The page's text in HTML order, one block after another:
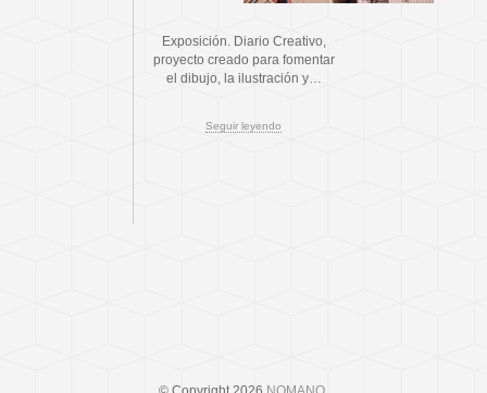
Exposición. Diario Creativo,
proyecto creado para fomentar
el dibujo, la ilustración y…
Seguir leyendo